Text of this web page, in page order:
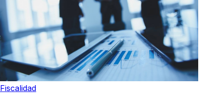
Fiscalidad